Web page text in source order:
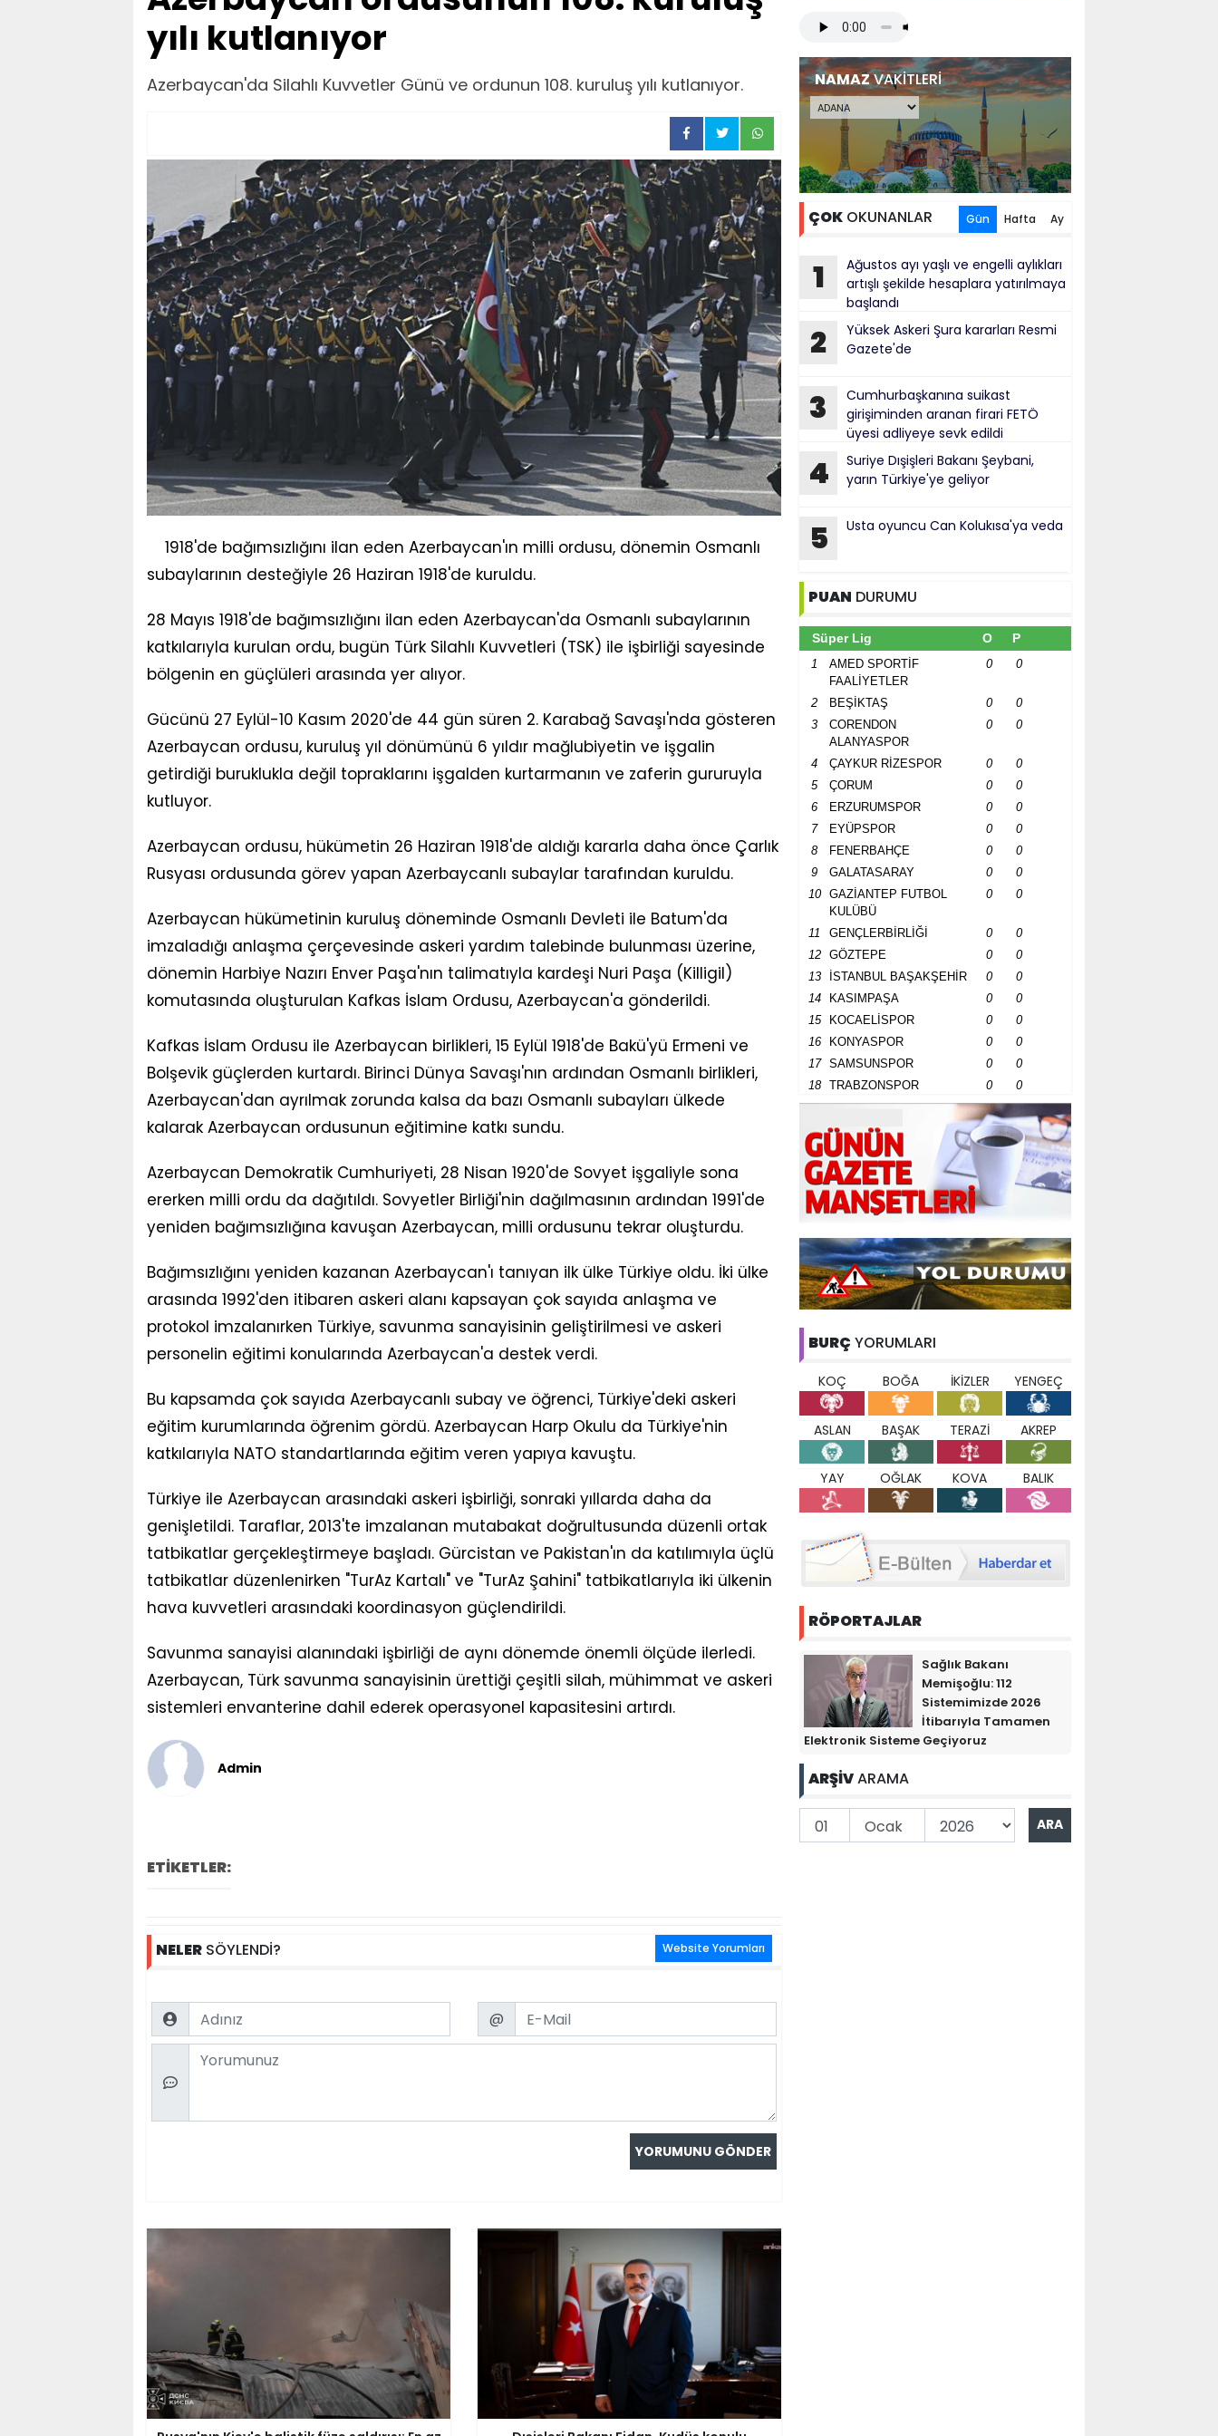
yılı kutlanıyor
Azerbaycan'da Silahlı Kuvvetler Günü ve ordunun 108. kuruluş yılı kutlanıyor.
1918'de bağımsızlığını ilan eden Azerbaycan'ın milli ordusu, dönemin Osmanlı
subaylarının desteğiyle 26 Haziran 1918'de kuruldu.
28 Mayıs 1918'de bağımsızlığını ilan eden Azerbaycan'da Osmanlı subaylarının
katkılarıyla kurulan ordu, bugün Türk Silahlı Kuvvetleri (TSK) ile işbirliği sayesinde
bölgenin en güçlüleri arasında yer alıyor.
Gücünü 27 Eylül-10 Kasım 2020'de 44 gün süren 2. Karabağ Savaşı'nda gösteren
Azerbaycan ordusu, kuruluş yıl dönümünü 6 yıldır mağlubiyetin ve işgalin
getirdiği buruklukla değil topraklarını işgalden kurtarmanın ve zaferin gururuyla
kutluyor.
Azerbaycan ordusu, hükümetin 26 Haziran 1918'de aldığı kararla daha önce Çarlık
Rusyası ordusunda görev yapan Azerbaycanlı subaylar tarafından kuruldu.
Azerbaycan hükümetinin kuruluş döneminde Osmanlı Devleti ile Batum'da
imzaladığı anlaşma çerçevesinde askeri yardım talebinde bulunması üzerine,
dönemin Harbiye Nazırı Enver Paşa'nın talimatıyla kardeşi Nuri Paşa (Killigil)
komutasında oluşturulan Kafkas İslam Ordusu, Azerbaycan'a gönderildi.
Kafkas İslam Ordusu ile Azerbaycan birlikleri, 15 Eylül 1918'de Bakü'yü Ermeni ve
Bolşevik güçlerden kurtardı. Birinci Dünya Savaşı'nın ardından Osmanlı birlikleri,
Azerbaycan'dan ayrılmak zorunda kalsa da bazı Osmanlı subayları ülkede
kalarak Azerbaycan ordusunun eğitimine katkı sundu.
Azerbaycan Demokratik Cumhuriyeti, 28 Nisan 1920'de Sovyet işgaliyle sona
ererken milli ordu da dağıtıldı. Sovyetler Birliği'nin dağılmasının ardından 1991'de
yeniden bağımsızlığına kavuşan Azerbaycan, milli ordusunu tekrar oluşturdu.
Bağımsızlığını yeniden kazanan Azerbaycan'ı tanıyan ilk ülke Türkiye oldu. İki ülke
arasında 1992'den itibaren askeri alanı kapsayan çok sayıda anlaşma ve
protokol imzalanırken Türkiye, savunma sanayisinin geliştirilmesi ve askeri
personelin eğitimi konularında Azerbaycan'a destek verdi.
Bu kapsamda çok sayıda Azerbaycanlı subay ve öğrenci, Türkiye'deki askeri
eğitim kurumlarında öğrenim gördü. Azerbaycan Harp Okulu da Türkiye'nin
katkılarıyla NATO standartlarında eğitim veren yapıya kavuştu.
Türkiye ile Azerbaycan arasındaki askeri işbirliği, sonraki yıllarda daha da
genişletildi. Taraflar, 2013'te imzalanan mutabakat doğrultusunda düzenli ortak
tatbikatlar gerçekleştirmeye başladı. Gürcistan ve Pakistan'ın da katılımıyla üçlü
tatbikatlar düzenlenirken "TurAz Kartalı" ve "TurAz Şahini" tatbikatlarıyla iki ülkenin
hava kuvvetleri arasındaki koordinasyon güçlendirildi.
Savunma sanayisi alanındaki işbirliği de aynı dönemde önemli ölçüde ilerledi.
Azerbaycan, Türk savunma sanayisinin ürettiği çeşitli silah, mühimmat ve askeri
sistemleri envanterine dahil ederek operasyonel kapasitesini artırdı.
Admin
ETİKETLER:
NELER SÖYLENDİ? Website Yorumları
Name Email
@
Comment
NAMAZVAKİTLERİ
ÇOK OKUNANLAR Gün Hafta Ay
1
Ağustos ayı yaşlı ve engelli aylıkları
artışlı şekilde hesaplara yatırılmaya
başlandı
2
Yüksek Askeri Şura kararları Resmi
Gazete'de
3
Cumhurbaşkanına suikast
girişiminden aranan firari FETÖ
üyesi adliyeye sevk edildi
4
Suriye Dışişleri Bakanı Şeybani,
yarın Türkiye'ye geliyor
5 Usta oyuncu Can Kolukısa'ya veda
PUAN DURUMU
Süper Lig O P
1
AMED SPORTİF
FAALİYETLER
0 0
2 BEŞİKTAŞ 0
0
3
CORENDON
ALANYASPOR
0 0
4 ÇAYKUR RİZESPOR 0
0
5
ÇORUM 0
0
6
ERZURUMSPOR 0
0
7
EYÜPSPOR 0
0
8
FENERBAHÇE 0
0
9
GALATASARAY 0
0
10
GAZİANTEP FUTBOL
KULÜBÜ
0 0
11 GENÇLERBİRLİĞİ 0
0
12
GÖZTEPE 0
0
13
İSTANBUL BAŞAKŞEHİR 0
0
14
KASIMPAŞA 0
0
15
KOCAELİSPOR 0
0
16
KONYASPOR 0
0
17
SAMSUNSPOR 0
0
18
TRABZONSPOR 0 0
BURÇ YORUMLARI
KOÇ BOĞA İKİZLER YENGEÇ
ASLAN BAŞAK TERAZİ AKREP
YAY OĞLAK KOVA BALIK
RÖPORTAJLAR
Sağlık Bakanı
Memişoğlu: 112
Sistemimizde 2026
İtibarıyla Tamamen
Elektronik Sisteme Geçiyoruz
ARŞİVARAMA